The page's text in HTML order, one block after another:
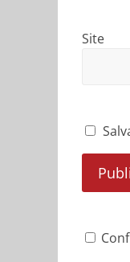
Site